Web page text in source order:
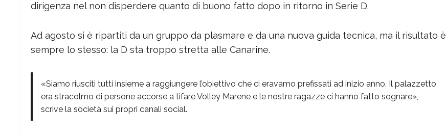
dirigenza nel non disperdere quanto di buono fatto dopo in ritorno in Serie D.
Ad agosto si è ripartiti da un gruppo da plasmare e da una nuova guida tecnica, ma il risultato è
sempre lo stesso: la D sta troppo stretta alle Canarine.
«Siamo riusciti tutti insieme a raggiungere l’obiettivo che ci eravamo prefissati ad inizio anno. Il palazzetto
era stracolmo di persone accorse a tifare Volley Marene e le nostre ragazze ci hanno fatto sognare»,
scrive la società sui propri canali social.